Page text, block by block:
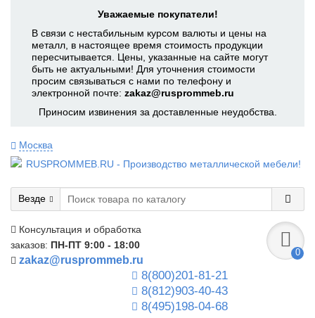
Уважаемые покупатели!
В связи с нестабильным курсом валюты и цены на
металл, в настоящее время стоимость продукции
пересчитывается. Цены, указанные на сайте могут
быть не актуальными! Для уточнения стоимости
просим связываться с нами по телефону и
электронной почте: zakaz@rusprommeb.ru
Приносим извинения за доставленные неудобства.
Москва
Везде
Консультация и обработка
заказов: ПН-ПТ 9:00 - 18:00
zakaz@rusprommeb.ru
8(800)201-81-21
8(812)903-40-43
8(495)198-04-68
0